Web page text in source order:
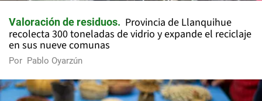
Valoración de residuos
Provincia de Llanquihue
recolecta 300 toneladas de vidrio y expande el reciclaje
en sus nueve comunas
Por Pablo Oyarzún